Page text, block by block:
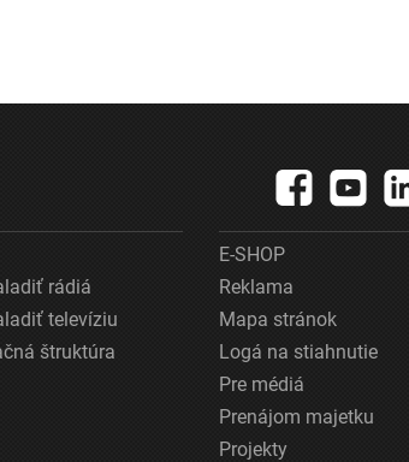
rádiá
televíziu
štruktúra
E-SHOP
Reklama
Mapa stránok
Logá na stiahnutie
Pre médiá
Prenájom majetku
Projekty